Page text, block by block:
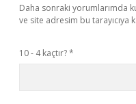
Daha sonraki yorumlarımda
ve site adresim bu tarayıcıya
10 - 4 kaçtır?*